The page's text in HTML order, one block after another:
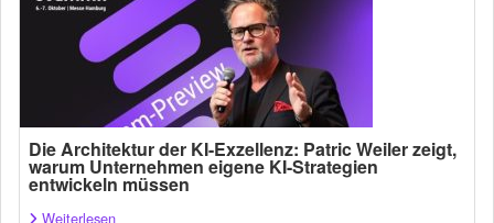
Die Architektur der KI-Exzellenz: Patric Weiler zeigt,
warum Unternehmen eigene KI-Strategien
entwickeln müssen
Weiterlesen